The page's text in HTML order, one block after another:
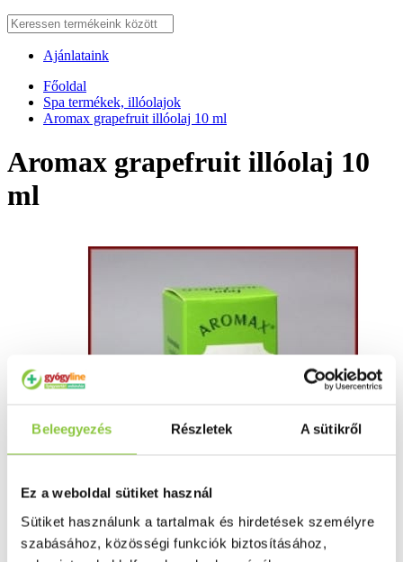
Beleegyezés Részletek A sütikről
Ez a weboldal sütiket használ
Sütiket használunk a tartalmak és hirdetések személyre
szabásához, közösségi funkciók biztosításához,
Ajánlataink
Főoldal
Spa termékek, illóolajok
Aromax grapefruit illóolaj 10 ml
Aromax grapefruit illóolaj 10
ml